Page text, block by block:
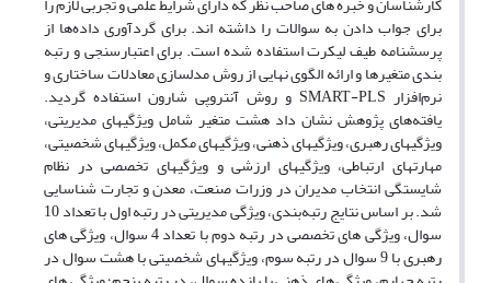
برای جواب دادن به سوالات را داشته اند. برای گردآوری داده‌ها از
پرسشنامه طیف لیکرت استفاده شده است. برای اعتبارسنجی و رتبه
بندی متغیرها و ارائه الگوی نهایی از روش مدلسازی معادلات ساختاری و
نرم‌افزار SMART-PLS و روش آنتروپی شارون استفاده گردید.
یافته‌های پژوهش نشان داد هشت متغیر شامل ویژگیهای مدیریتی،
ویژگیهای رهبری، ویژگیهای ذهنی، ویژگیهای مکمل، ویژگیهای شخصیتی،
مهارتهای ارتباطی، ویژگیهای ارزشی و ویژگیهای تخصصی در نظام
شایستگی انتخاب مدیران در وزرات صنعت، معدن و تجارت شناسایی
شد. بر اساس نتایج رتبه‌بندی، ویژگی مدیریتی در رتبه اول با تعداد 10
سوال، ویژگی های تخصصی در رتبه دوم با تعداد 4 سوال، ویژگی های
رهبری با 9 سوال در رتبه سوم، ویژگیهای شخصیتی با هشت سوال در